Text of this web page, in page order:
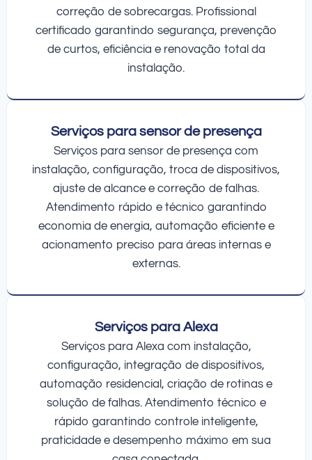
correção de sobrecargas. Profissional
certificado garantindo segurança, prevenção
de curtos, eficiência e renovação total da
instalação.
Serviços para sensor de presença
Serviços para sensor de presença com
instalação, configuração, troca de dispositivos,
ajuste de alcance e correção de falhas.
Atendimento rápido e técnico garantindo
economia de energia, automação eficiente e
acionamento preciso para áreas internas e
externas.
Serviços para Alexa
Serviços para Alexa com instalação,
configuração, integração de dispositivos,
automação residencial, criação de rotinas e
solução de falhas. Atendimento técnico e
rápido garantindo controle inteligente,
praticidade e desempenho máximo em sua